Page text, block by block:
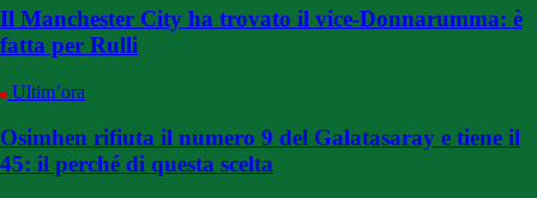
Il Manchester City ha trovato il vice-Donnarumma: è
fatta per Rulli
Ultim’ora
Osimhen rifiuta il numero 9 del Galatasaray e tiene il
45: il perché di questa scelta